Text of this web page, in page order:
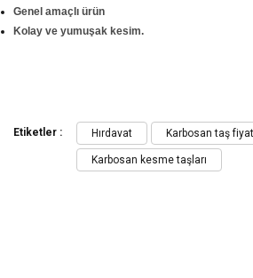
Genel amaçlı ürün
Kolay ve yumuşak kesim.
Görüş ve önerileriniz için teşekkür ederiz.
Ürün resmi kalitesiz, bozuk veya
Etiketler : Hırdavat Karbosan taş
Karbosan kesme taşları